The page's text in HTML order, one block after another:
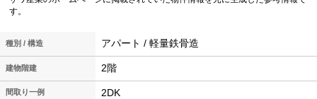
す。
種別 / 構造 アパート / 軽量鉄骨造
建物階建 2階
間取り一例 2DK